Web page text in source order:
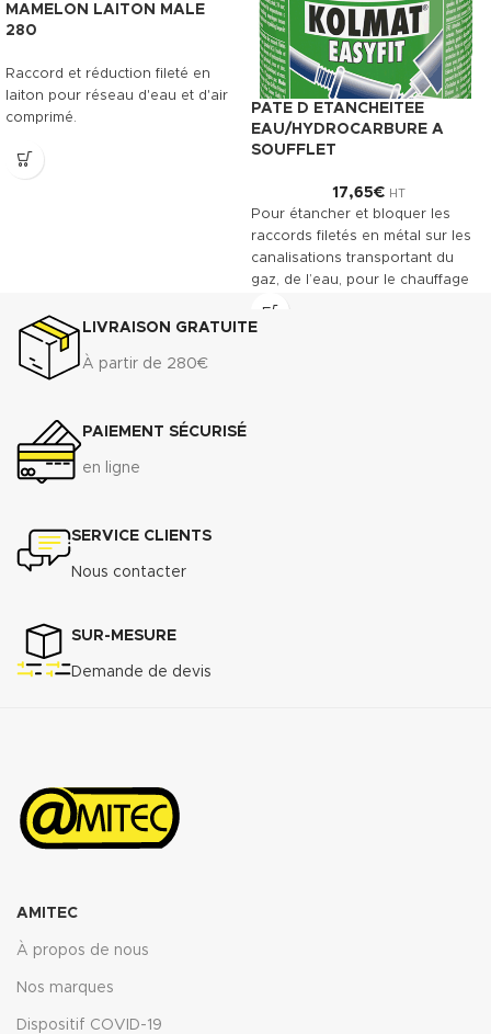
MAMELON LAITON MALE
280
Raccord et réduction fileté en
laiton pour réseau d'eau et d'air
comprimé.
PATE D ETANCHEITEE
EAU/HYDROCARBURE A
SOUFFLET
17,65€ HT
Pour étancher et bloquer les
raccords filetés en métal sur les
canalisations transportant du
gaz, de l’eau, pour le chauffage
central et des installations
industrielles. Convient entre
LIVRAISON GRATUITE
À partir de 280€
PAIEMENT SÉCURISÉ
en ligne
SERVICE CLIENTS
Nous contacter
SUR-MESURE
Demande de devis
AMITEC
À propos de nous
Nos marques
Dispositif COVID-19